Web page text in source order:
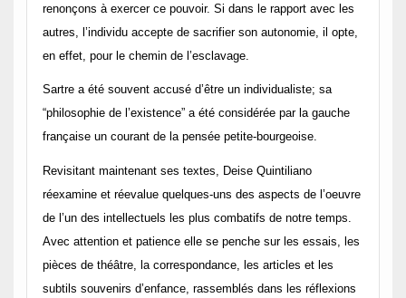
renonçons à exercer ce pouvoir. Si dans le rapport avec les
autres, l’individu accepte de sacrifier son autonomie, il opte,
en effet, pour le chemin de l’esclavage.
Sartre a été souvent accusé d’être un individualiste; sa
“philosophie de l’existence” a été considérée par la gauche
française un courant de la pensée petite-bourgeoise.
Revisitant maintenant ses textes, Deise Quintiliano
réexamine et réevalue quelques-uns des aspects de l’oeuvre
de l’un des intellectuels les plus combatifs de notre temps.
Avec attention et patience elle se penche sur les essais, les
pièces de théâtre, la correspondance, les articles et les
subtils souvenirs d’enfance, rassemblés dans les réflexions